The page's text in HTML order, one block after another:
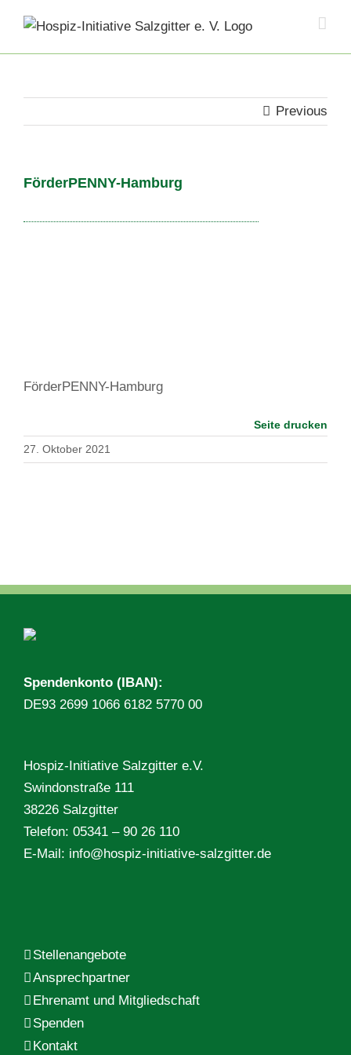
content
Previous
FörderPENNY-Hamburg
FörderPENNY-Hamburg
Seite drucken
27. Oktober 2021
Spendenkonto (IBAN):
DE93 2699 1066 6182 5770 00
Hospiz-Initiative Salzgitter e.V.
Swindonstraße 111
38226 Salzgitter
Telefon: 05341 – 90 26 110
E-Mail: info@hospiz-initiative-salzgitter.de
Stellenangebote
Ansprechpartner
Ehrenamt und Mitgliedschaft
Spenden
Kontakt